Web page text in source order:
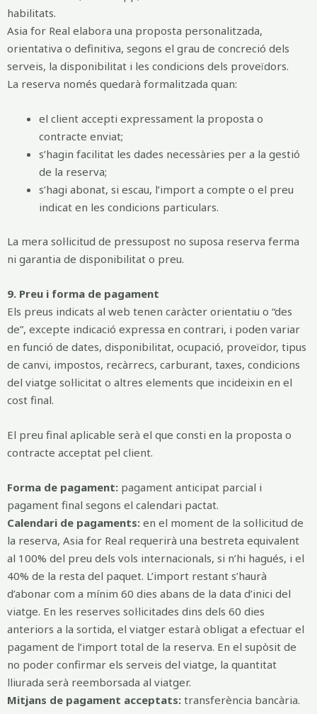
habilitats.
Asia for Real elabora una proposta personalitzada,
orientativa o definitiva, segons el grau de concreció dels
serveis, la disponibilitat i les condicions dels proveïdors.
La reserva només quedarà formalitzada quan:
el client accepti expressament la proposta o
contracte enviat;
s’hagin facilitat les dades necessàries per a la gestió
de la reserva;
s’hagi abonat, si escau, l’import a compte o el preu
indicat en les condicions particulars.
La mera sol·licitud de pressupost no suposa reserva ferma
ni garantia de disponibilitat o preu.
9. Preu i forma de pagament
Els preus indicats al web tenen caràcter orientatiu o “des
de”, excepte indicació expressa en contrari, i poden variar
en funció de dates, disponibilitat, ocupació, proveïdor, tipus
de canvi, impostos, recàrrecs, carburant, taxes, condicions
del viatge sol·licitat o altres elements que incideixin en el
cost final.
El preu final aplicable serà el que consti en la proposta o
contracte acceptat pel client.
Forma de pagament: pagament anticipat parcial i
pagament final segons el calendari pactat.
Calendari de pagaments: en el moment de la sol·licitud de
la reserva, Asia for Real requerirà una bestreta equivalent
al 100% del preu dels vols internacionals, si n’hi hagués, i el
40% de la resta del paquet. L’import restant s’haurà
d’abonar com a mínim 60 dies abans de la data d’inici del
viatge. En les reserves sol·licitades dins dels 60 dies
anteriors a la sortida, el viatger estarà obligat a efectuar el
pagament de l’import total de la reserva. En el supòsit de
no poder confirmar els serveis del viatge, la quantitat
lliurada serà reemborsada al viatger.
Mitjans de pagament acceptats: transferència bancària.